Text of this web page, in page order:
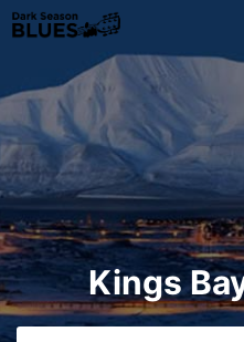
Ga
naar
inhoud
Kings